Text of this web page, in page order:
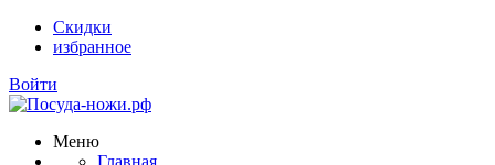
Скидки
избранное
Войти
Меню
Главная